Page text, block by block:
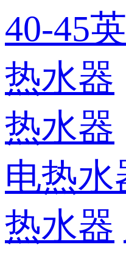
40-45
热水器
热水器
电热水
热水器